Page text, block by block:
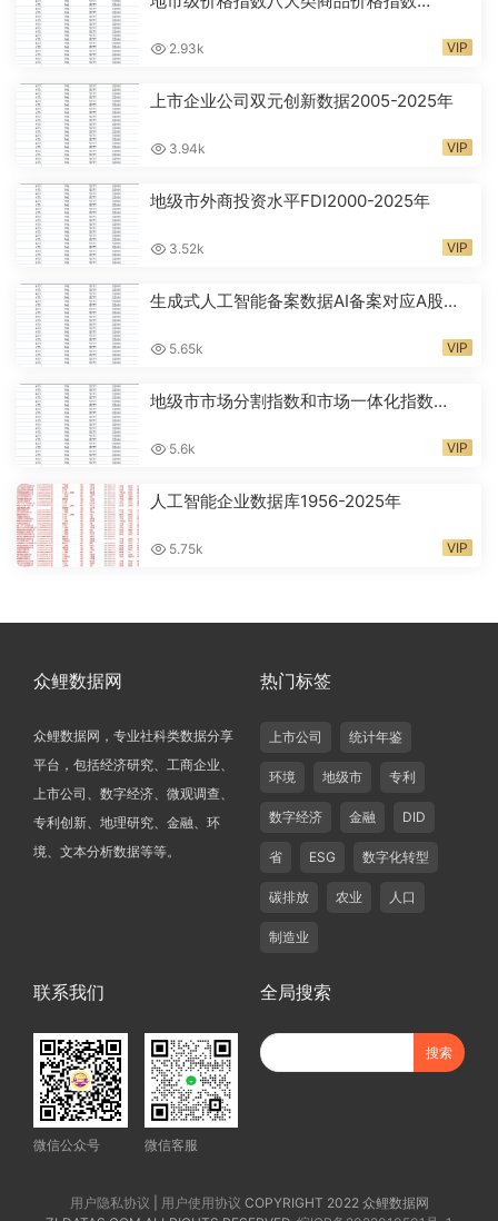
2.93k VIP
上市企业公司双元创新数据2005-2025年
3.94k VIP
地级市外商投资水平FDI2000-2025年
3.52k VIP
生成式人工智能备案数据AI备案对应A股代
5.65k VIP
地级市市场分割指数和市场一体化指数
5.6k VIP
人工智能企业数据库1956-2025年
5.75k VIP
众鲤数据网
众鲤数据网，专业社科类数据分享
平台，包括经济研究、工商企业、
上市公司、数字经济、微观调查、
专利创新、地理研究、金融、环
境、文本分析数据等等。
热门标签
上市公司 统计年鉴
环境 地级市 专利
数字经济 金融 DID
省 ESG 数字化转型
碳排放 农业 人口
制造业
联系我们
微信公众号 微信客服
全局搜索
用户隐私协议 用户使用协议 COPYRIGHT 2022 众鲤数据网